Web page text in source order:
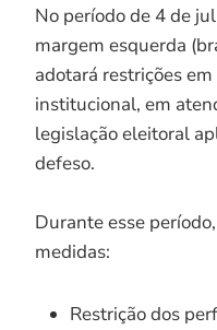
No período de 4 de
margem esquerda
adotará restrições
institucional, em
legislação eleitoral
defeso.
Durante esse
medidas:
Restrição dos